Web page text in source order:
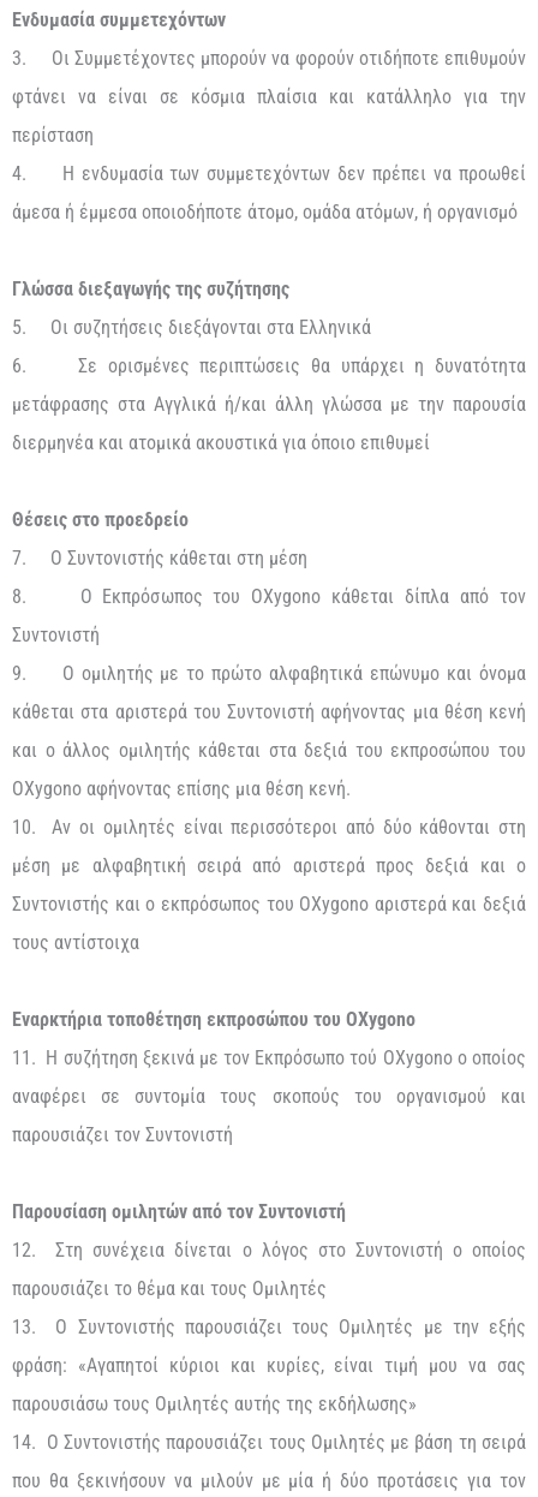
Ενδυμασία συμμετεχόντων
3. Οι Συμμετέχοντες μπορούν να φορούν οτιδήποτε επιθυμούν
φτάνει να είναι σε κόσμια πλαίσια και κατάλληλο για την
περίσταση
4. Η ενδυμασία των συμμετεχόντων δεν πρέπει να προωθεί
άμεσα ή έμμεσα οποιοδήποτε άτομο, ομάδα ατόμων, ή οργανισμό
Γλώσσα διεξαγωγής της συζήτησης
5. Οι συζητήσεις διεξάγονται στα Ελληνικά
6. Σε ορισμένες περιπτώσεις θα υπάρχει η δυνατότητα
μετάφρασης στα Αγγλικά ή/και άλλη γλώσσα με την παρουσία
διερμηνέα και ατομικά ακουστικά για όποιο επιθυμεί
Θέσεις στο προεδρείο
7. Ο Συντονιστής κάθεται στη μέση
8. Ο Εκπρόσωπος του OXygono κάθεται δίπλα από τον
Συντονιστή
9. Ο ομιλητής με το πρώτο αλφαβητικά επώνυμο και όνομα
κάθεται στα αριστερά του Συντονιστή αφήνοντας μια θέση κενή
και ο άλλος ομιλητής κάθεται στα δεξιά του εκπροσώπου του
OXygono αφήνοντας επίσης μια θέση κενή.
10. Αν οι ομιλητές είναι περισσότεροι από δύο κάθονται στη
μέση με αλφαβητική σειρά από αριστερά προς δεξιά και ο
Συντονιστής και ο εκπρόσωπος του OXygono αριστερά και δεξιά
τους αντίστοιχα
Εναρκτήρια τοποθέτηση εκπροσώπου του OXygono
11. Η συζήτηση ξεκινά με τον Εκπρόσωπο τού OXygono ο οποίος
αναφέρει σε συντομία τους σκοπούς του οργανισμού και
παρουσιάζει τον Συντονιστή
Παρουσίαση ομιλητών από τον Συντονιστή
12. Στη συνέχεια δίνεται ο λόγος στο Συντονιστή ο οποίος
παρουσιάζει το θέμα και τους Ομιλητές
13. Ο Συντονιστής παρουσιάζει τους Ομιλητές με την εξής
φράση: «Αγαπητοί κύριοι και κυρίες, είναι τιμή μου να σας
παρουσιάσω τους Ομιλητές αυτής της εκδήλωσης»
14. Ο Συντονιστής παρουσιάζει τους Ομιλητές με βάση τη σειρά
που θα ξεκινήσουν να μιλούν με μία ή δύο προτάσεις για τον